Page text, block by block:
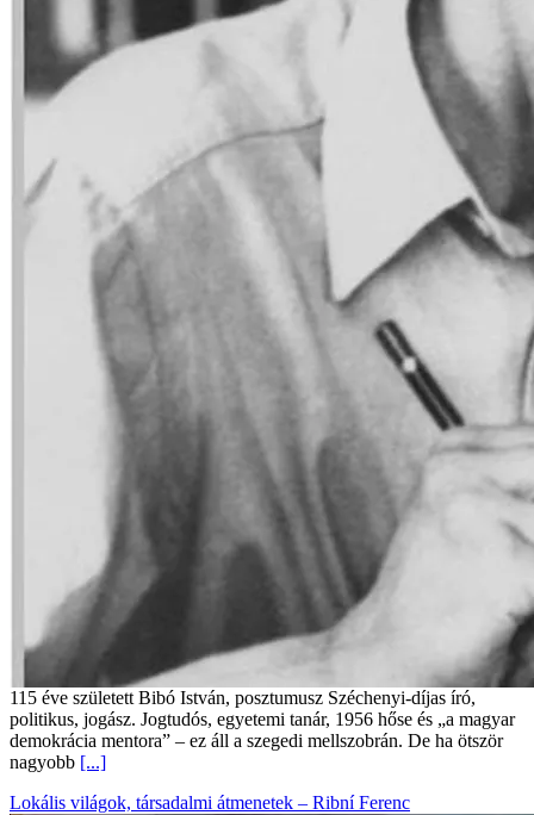
115 éve született Bibó István, posztumusz Széchenyi-díjas író,
politikus, jogász. Jogtudós, egyetemi tanár, 1956 hőse és „a magyar
demokrácia mentora” – ez áll a szegedi mellszobrán. De ha ötször
nagyobb [...]
Lokális világok, társadalmi átmenetek – Ribní Ferenc